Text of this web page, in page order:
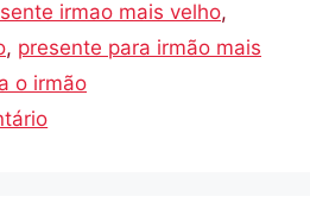
irmao mais velho,
, presente para irmão mais
o irmão